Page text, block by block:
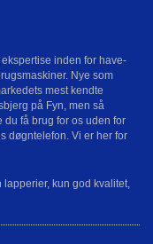
inden for have-
Nye som
mest kendte
på Fyn, men så
du få brug for os uden for
døgntelefon. Vi er her for
kun god kvalitet,